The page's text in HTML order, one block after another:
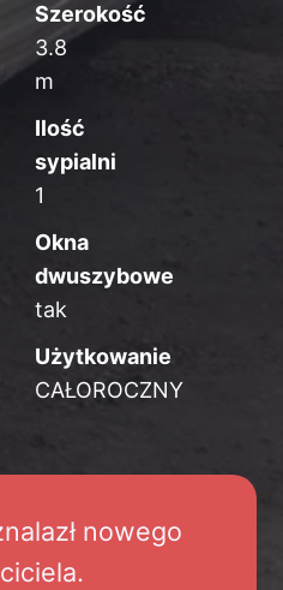
nowego
Szerokość
3.8
m
Ilość
sypialni
1
Okna
dwuszybowe
tak
Użytkowanie
CAŁOROCZNY